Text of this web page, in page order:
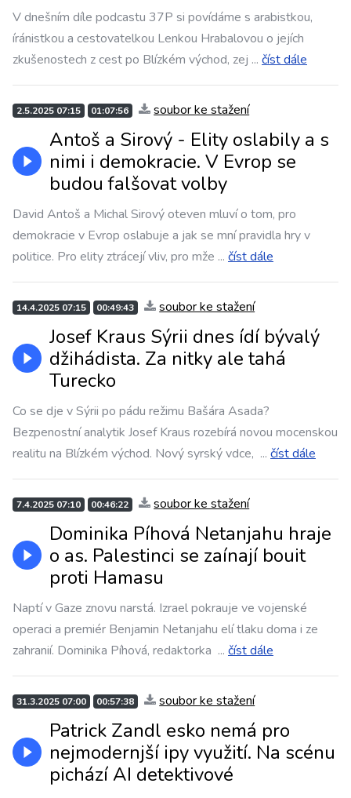
V dnešním díle podcastu 37P si povídáme s arabistkou,
íránistkou a cestovatelkou Lenkou Hrabalovou o jejích
zkušenostech z cest po Blízkém východ, zej ... číst dále
2.5.2025 07:15 01:07:56 soubor ke stažení
Antoš a Sirový - Elity oslabily a s
nimi i demokracie. V Evrop se
budou falšovat volby
David Antoš a Michal Sirový oteven mluví o tom, pro
demokracie v Evrop oslabuje a jak se mní pravidla hry v
politice. Pro elity ztrácejí vliv, pro mže ... číst dále
14.4.2025 07:15 00:49:43 soubor ke stažení
Josef Kraus Sýrii dnes ídí bývalý
džihádista. Za nitky ale tahá
Turecko
Co se dje v Sýrii po pádu režimu Bašára Asada?
Bezpenostní analytik Josef Kraus rozebírá novou mocenskou
realitu na Blízkém východ. Nový syrský vdce, ... číst dále
7.4.2025 07:10 00:46:22 soubor ke stažení
Dominika Píhová Netanjahu hraje
o as. Palestinci se zaínají bouit
proti Hamasu
Naptí v Gaze znovu narstá. Izrael pokrauje ve vojenské
operaci a premiér Benjamin Netanjahu elí tlaku doma i ze
zahranií. Dominika Píhová, redaktorka ... číst dále
31.3.2025 07:00 00:57:38 soubor ke stažení
Patrick Zandl esko nemá pro
nejmodernjší ipy využití. Na scénu
pichází AI detektivové